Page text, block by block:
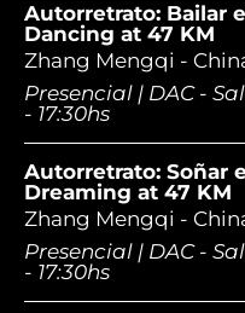
Autorretrato: Bailar
Dancing at 47 KM
Zhang Mengqi -
Presencial | DAC -
- 17:30hs
Autorretrato: Soñar
Dreaming at 47 KM
Zhang Mengqi -
Presencial | DAC -
- 17:30hs